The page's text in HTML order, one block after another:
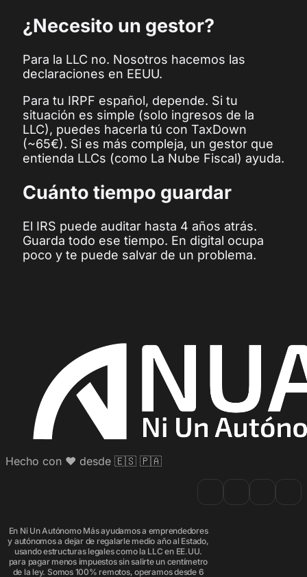
¿Necesito un gestor?
Para la LLC no. Nosotros hacemos las
declaraciones en EEUU.
Para tu IRPF español, depende. Si tu
situación es simple (solo ingresos de la
LLC), puedes hacerla tú con TaxDown
(~65€). Si es más compleja, un gestor que
entienda LLCs (como La Nube Fiscal) ayuda.
Cuánto tiempo guardar
El IRS puede auditar hasta 4 años atrás.
Guarda todo ese tiempo. En digital ocupa
poco y te puede salvar de un problema.
Hecho con ♥️ desde 🇪🇸 🇵🇦
En Ni Un Autónomo Más ayudamos a emprendedores
y autónomos a dejar de regalarle medio año al Estado,
usando estructuras legales como la LLC en EE.UU.
para pagar menos impuestos sin salirte un centímetro
de la ley. Somos 100% remotos, operamos desde 6